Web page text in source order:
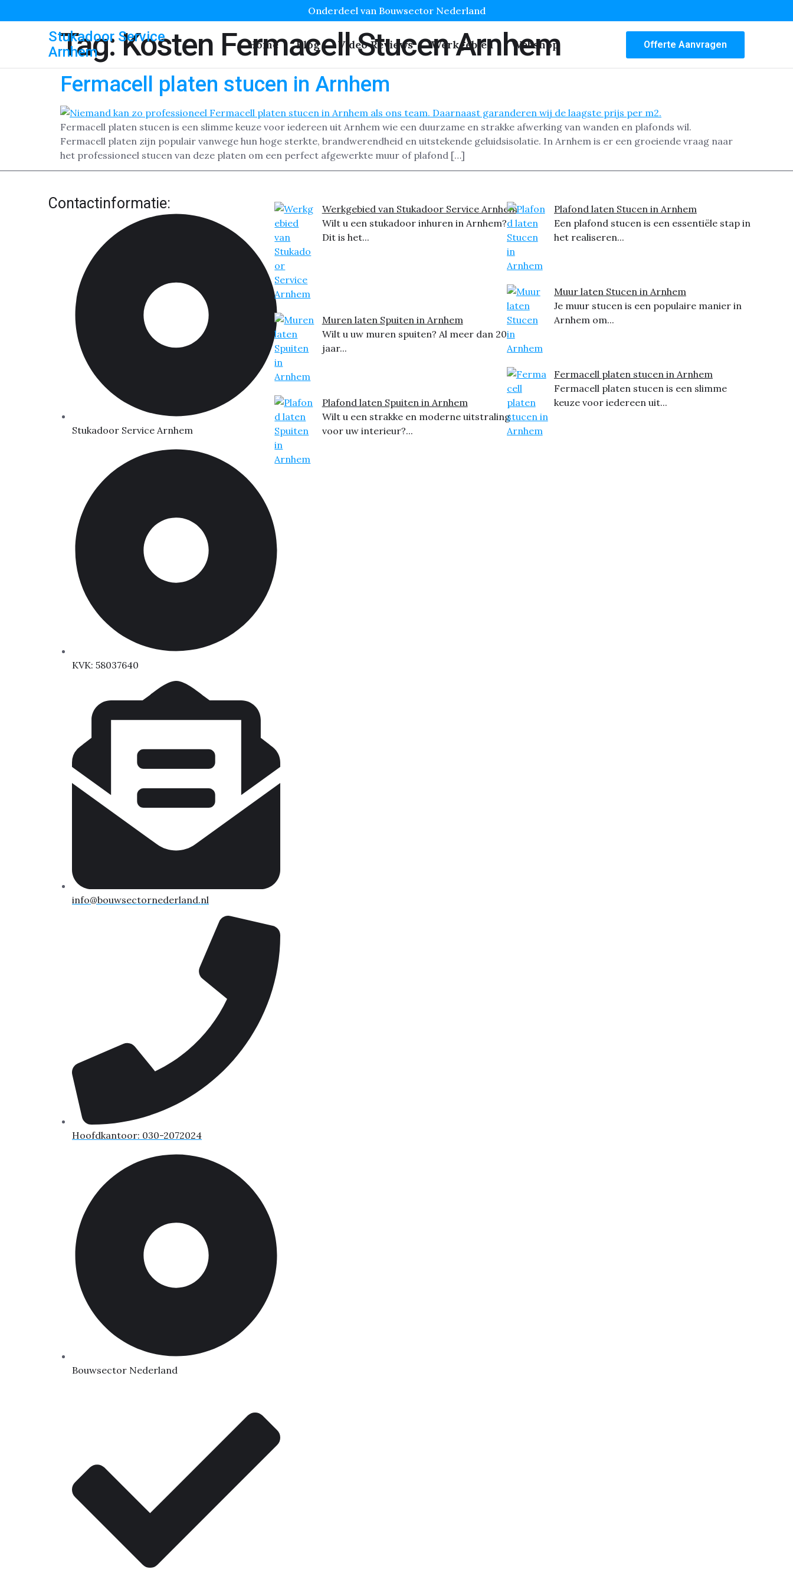
Onderdeel van Bouwsector Nederland
Stukadoor Service
Arnhem
Home Blog Video Reviews Werkgebied Webshop Offerte Aanvragen
Tag:Kosten Fermacell Stucen Arnhem
Fermacell platen stucen in Arnhem
Fermacell platen stucen is een slimme keuze voor iedereen uit Arnhem wie een duurzame en strakke afwerking van wanden en plafonds wil.
Fermacell platen zijn populair vanwege hun hoge sterkte, brandwerendheid en uitstekende geluidsisolatie. In Arnhem is er een groeiende vraag naar
het professioneel stucen van deze platen om een perfect afgewerkte muur of plafond […]
Contactinformatie:
Stukadoor Service Arnhem
KVK: 58037640
info@bouwsectornederland.nl
Hoofdkantoor: 030-2072024
Bouwsector Nederland
Werkgebied van Stukadoor Service Arnhem
Wilt u een stukadoor inhuren in Arnhem?
Dit is het...
Muren laten Spuiten in Arnhem
Wilt u uw muren spuiten? Al meer dan 20
jaar...
Plafond laten Spuiten in Arnhem
Wilt u een strakke en moderne uitstraling
voor uw interieur?...
Plafond laten Stucen in Arnhem
Een plafond stucen is een essentiële stap in
het realiseren...
Muur laten Stucen in Arnhem
Je muur stucen is een populaire manier in
Arnhem om...
Fermacell platen stucen in Arnhem
Fermacell platen stucen is een slimme
keuze voor iedereen uit...